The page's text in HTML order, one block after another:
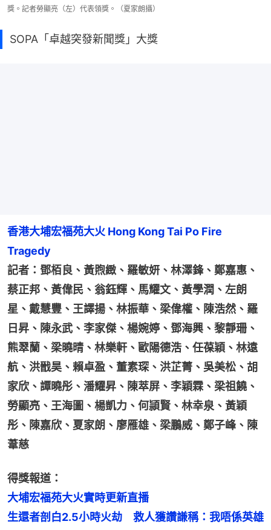
獎。記者勞顯亮（左）代表領獎。（夏家朗攝）
SOPA「卓越突發新聞獎」大獎
香港大埔宏福苑大火 Hong Kong Tai Po Fire
Tragedy
記者：鄧栢良、黃煦緻、羅敏妍、林澤鋒、鄭嘉惠、
蔡正邦、黃偉民、翁鈺輝、馬耀文、黃學潤、左朗
星、戴慧豐、王譯揚、林振華、梁偉權、陳浩然、羅
日昇、陳永武、李家傑、楊婉婷、鄧海興、黎靜珊、
熊翠蘭、梁曉晴、林樂軒、歐陽德浩、任葆穎、林遠
航、洪戩昊、賴卓盈、董素琛、洪芷菁、吳美松、胡
家欣、譚曉彤、潘耀昇、陳萃屏、李穎霖、梁祖饒、
勞顯亮、王海圖、楊凱力、何頴賢、林幸泉、黃穎
彤、陳嘉欣、夏家朗、廖雁雄、梁鵬威、鄭子峰、陳
葦慈
得獎報道：
大埔宏福苑大火實時更新直播
生還者剖白2.5小時火劫　救人獲讚謙稱：我唔係英雄